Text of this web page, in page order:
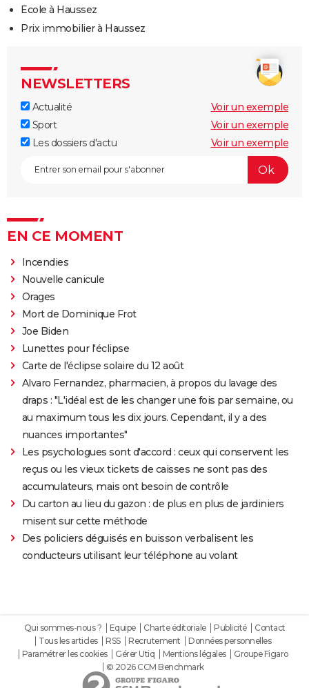
Ecole à Haussez
Prix immobilier à Haussez
NEWSLETTERS
Actualité
Voir un exemple
Sport
Voir un exemple
Les dossiers d'actu
Voir un exemple
EN CE MOMENT
Incendies
Nouvelle canicule
Orages
Mort de Dominique Frot
Joe Biden
Lunettes pour l'éclipse
Carte de l'éclipse solaire du 12 août
Alvaro Fernandez, pharmacien, à propos du lavage des
draps : "L'idéal est de les changer une fois par semaine, ou
au maximum tous les dix jours. Cependant, il y a des
nuances importantes"
Les psychologues sont d'accord : ceux qui conservent les
reçus ou les vieux tickets de caisses ne sont pas des
accumulateurs, mais ont besoin de contrôle
Du carton au lieu du gazon : de plus en plus de jardiniers
misent sur cette méthode
Des policiers déguisés en buisson verbalisent les
conducteurs utilisant leur téléphone au volant
Qui sommes-nous ? Equipe Charte éditoriale Publicité
Contact
Tous les articles
RSS Recrutement
Données personnelles
Paramétrer les cookies
Gérer Utiq Mentions légales
Groupe Figaro
© 2026 CCM Benchmark